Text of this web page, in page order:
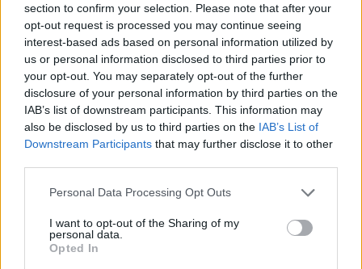
section to confirm your selection. Please note that after your
opt-out request is processed you may continue seeing
interest-based ads based on personal information utilized by
us or personal information disclosed to third parties prior to
your opt-out. You may separately opt-out of the further
disclosure of your personal information by third parties on the
IAB’s list of downstream participants. This information may
also be disclosed by us to third parties on the IAB’s List of
Downstream Participants that may further disclose it to other
Please note that this website/app uses one or more Google
not limited to your visit or usage behaviour. You may click to
grant or deny consent to Google and its third-party tags to
use your data for below specified purposes in below Google
Personal Data Processing Opt Outs
I want to opt-out of the Sharing of my
personal data.
Opted In